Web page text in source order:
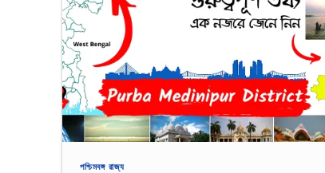
পশ্চিমবঙ্গ রাজ্য